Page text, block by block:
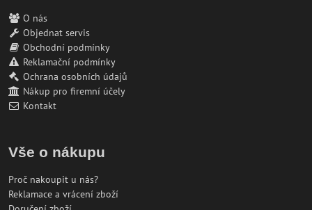
O nás
Objednat servis
Obchodní podmínky
Reklamační podmínky
Ochrana osobních údajů
Nákup pro firemní účely
Kontakt
Vše o nákupu
Proč nakoupit u nás?
Reklamace a vrácení zboží